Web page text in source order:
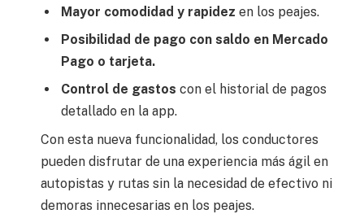
Mayor comodidad y rapidez en los peajes.
Posibilidad de pago con saldo en Mercado
Pago o tarjeta.
Control de gastos con el historial de pagos
detallado en la app.
Con esta nueva funcionalidad, los conductores
pueden disfrutar de una experiencia más ágil en
autopistas y rutas sin la necesidad de efectivo ni
demoras innecesarias en los peajes.